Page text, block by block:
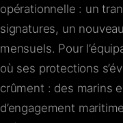
opérationnelle : un
signatures, un
mensuels. Pour
où ses protections
crûment : des marins
d’engagement